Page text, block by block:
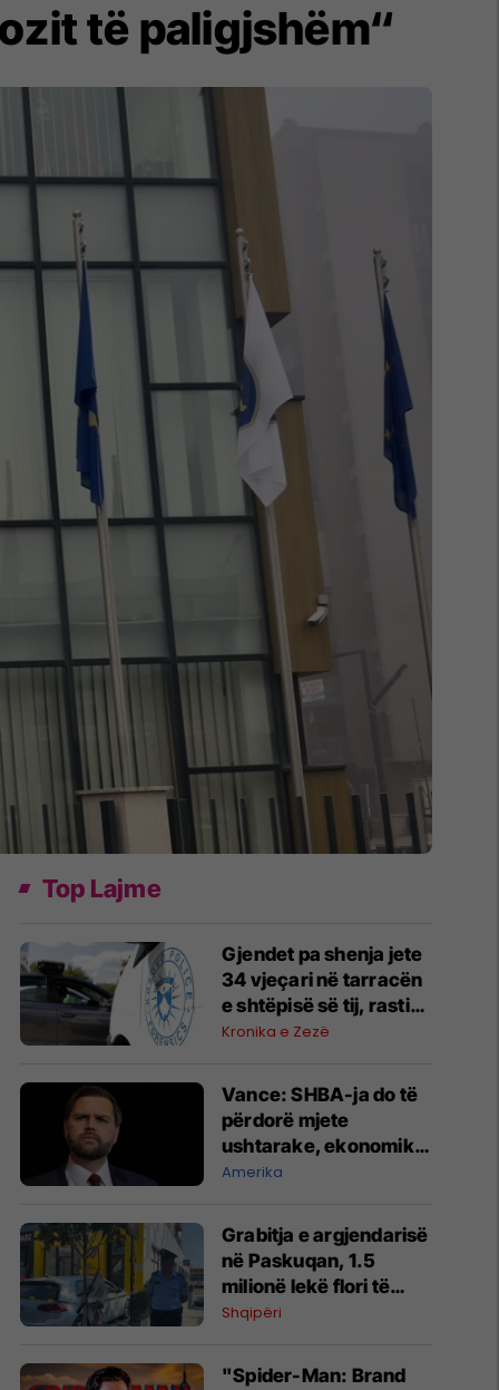
të paligjshëm“
Top Lajme
Gjendet pa shenja jete
34 vjeçari në tarracën
e shtëpisë së tij, rasti
po hetohet
Kronika e Zezë
Vance: SHBA-ja do të
përdorë mjete
ushtarake, ekonomike
dhe diplomatike për t'i
Iran
Amerika
Grabitja e argjendarisë
në Paskuqan, 1.5
milionë lekë flori të
vjedhura - një nga
ishte paraqitur më parë
Shqipëri
"Spider-Man: Brand